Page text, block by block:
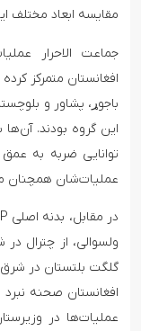
مقایسه ابعاد مختلف
جماعت الاحرار
توانایی ضربه به عمق
عملیات‌شان همچنان محدود به
ولسوالی، از چترال
گلگت بلتستان در
افغانستان صحنه
عملیات‌ها در